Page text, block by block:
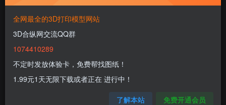
全网最全的3D打印模型网站
3D合纵网交流QQ群
1074410289
不定时发放体验卡，免费帮找图纸！
1.99元1天无限下载或者正在 进行中！
了解本站 免费开通会员